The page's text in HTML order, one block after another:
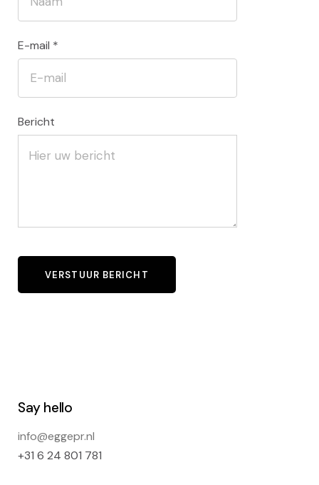
E-mail *
Bericht
Say hello
info@eggepr.nl
+31 6 24 801 781